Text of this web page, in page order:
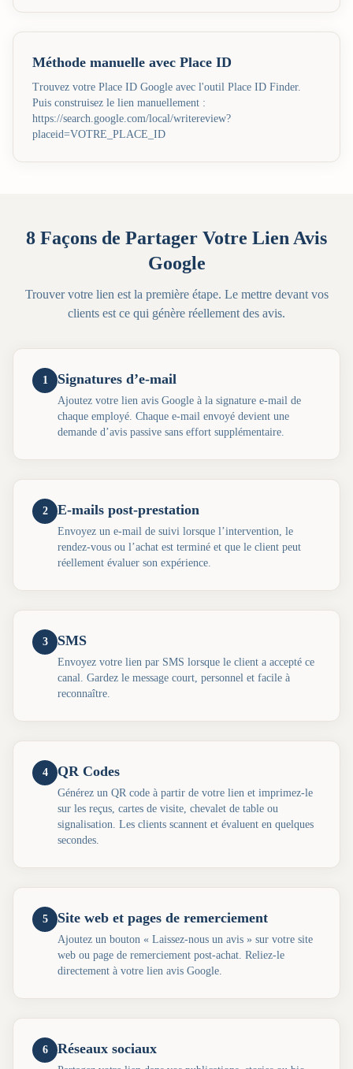
Méthode manuelle avec Place ID
Trouvez votre Place ID Google avec l'outil Place ID Finder.
Puis construisez le lien manuellement :
https://search.google.com/local/writereview?
placeid=VOTRE_PLACE_ID
8 Façons de Partager Votre Lien Avis
Google
Trouver votre lien est la première étape. Le mettre devant vos
clients est ce qui génère réellement des avis.
1 Signatures d’e-mail
Ajoutez votre lien avis Google à la signature e-mail de
chaque employé. Chaque e-mail envoyé devient une
demande d’avis passive sans effort supplémentaire.
2 E-mails post-prestation
Envoyez un e-mail de suivi lorsque l’intervention, le
rendez-vous ou l’achat est terminé et que le client peut
réellement évaluer son expérience.
3 SMS
Envoyez votre lien par SMS lorsque le client a accepté ce
canal. Gardez le message court, personnel et facile à
reconnaître.
4 QR Codes
Générez un QR code à partir de votre lien et imprimez-le
sur les reçus, cartes de visite, chevalet de table ou
signalisation. Les clients scannent et évaluent en quelques
secondes.
5 Site web et pages de remerciement
Ajoutez un bouton « Laissez-nous un avis » sur votre site
web ou page de remerciement post-achat. Reliez-le
directement à votre lien avis Google.
6 Réseaux sociaux